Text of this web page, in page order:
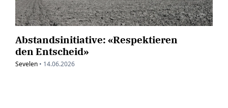
Abstandsinitiative: «Respektieren
den Entscheid»
Sevelen • 14.06.2026